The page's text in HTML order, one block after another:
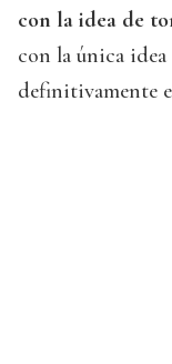
con la idea de
con la única
definitivamente